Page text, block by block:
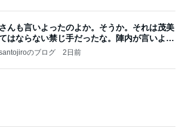
クとピザを完食しカロリー爆発
トピックス 15時間前